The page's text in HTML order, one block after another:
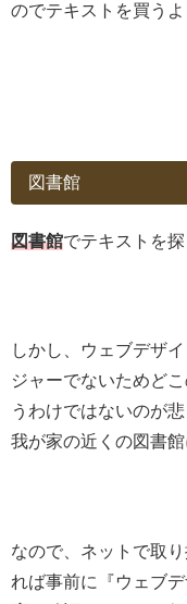
のでテキストを買うよ
図書館
図書館でテキストを
しかし、ウェブデザ
ジャーでないためど
うわけではないのが悲
我が家の近くの図書
なので、ネットで取
れば事前に『ウェブ